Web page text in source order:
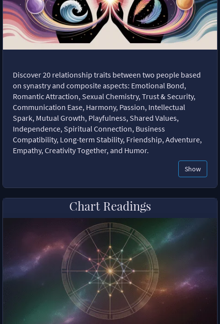
Discover 20 relationship traits between two people based
on synastry and composite aspects: Emotional Bond,
Romantic Attraction, Sexual Chemistry, Trust & Security,
Communication Ease, Harmony, Passion, Intellectual
Spark, Mutual Growth, Playfulness, Shared Values,
Independence, Spiritual Connection, Business
Compatibility, Long-term Stability, Friendship, Adventure,
Empathy, Creativity Together, and Humor.
Show
Chart Readings